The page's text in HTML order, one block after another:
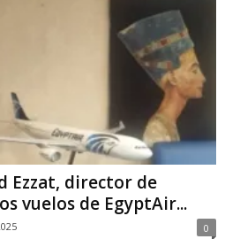
Ezzat, director de
vuelos de EgyptAir...
0